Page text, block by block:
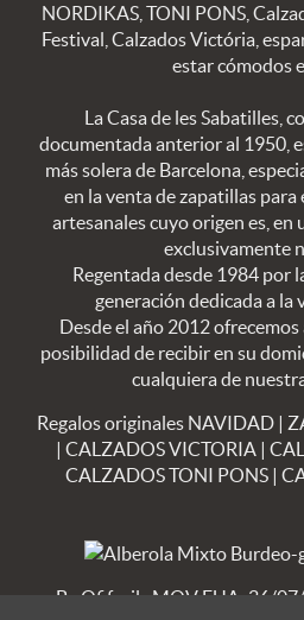
NORDIKAS, TONI PONS,
Festival, Calzados Victória,
estar cómodos
La Casa de les Sabatilles,
documentada anterior al 1950,
más solera de Barcelona,
en la venta de zapatillas para
artesanales cuyo origen es, en
exclusivamente
Regentada desde 1984 por
generación dedicada a la
Desde el año 2012
posibilidad de recibir en su
cualquiera de
Regalos originales NAVIDAD |
| CALZADOS VICTORIA|
CALZADOS TONI PONS|
By Ofifacil · MOV FUA: 26/